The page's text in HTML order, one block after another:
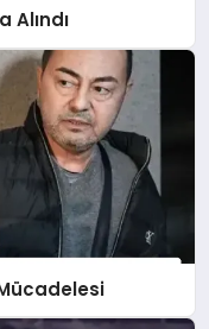
Alındı